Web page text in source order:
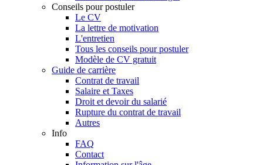
Conseils pour postuler
Le CV
La lettre de motivation
L'entretien
Tous les conseils pour postuler
Modèle de CV gratuit
Guide de carrière
Contrat de travail
Salaire et Taxes
Droit et devoir du salarié
Rupture du contrat de travail
Autres
Info
FAQ
Contact